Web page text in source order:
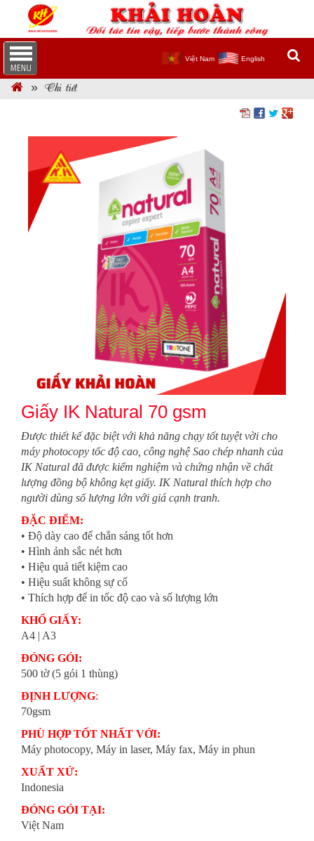
Việt Nam English
Chi tiết
Giấy IK Natural 70 gsm
Được thiết kế đặc biệt với khả năng chạy tốt tuyệt vời cho
máy photocopy tốc độ cao, công nghệ Sao chép nhanh của
IK Natural đã được kiểm nghiệm và chứng nhận về chất
lượng đồng bộ không kẹt giấy. IK Natural thích hợp cho
người dùng số lượng lớn với giá cạnh tranh.
ĐẶC ĐIỂM:
• Độ dày cao để chắn sáng tốt hơn
• Hình ảnh sắc nét hơn
• Hiệu quả tiết kiệm cao
• Hiệu suất không sự cố
• Thích hợp để in tốc độ cao và số lượng lớn
KHỔ GIẤY:
A4 | A3
ĐÓNG GÓI:
500 tờ (5 gói 1 thùng)
ĐỊNH LƯỢNG:
70gsm
PHÙ HỢP TỐT NHẤT VỚI:
Máy photocopy, Máy in laser, Máy fax, Máy in phun
XUẤT XỨ:
Indonesia
ĐÓNG GÓI TẠI:
Việt Nam